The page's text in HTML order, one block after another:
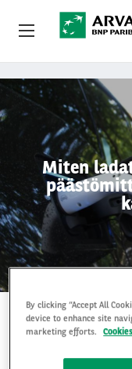
Skip to main content
Miten
Yksityisleasing
Yritysleasing
Arval Yrityksenä
Yhteystiedot
Kuljettajat
By clicking “Accept All
device to enhance site
marketing efforts.